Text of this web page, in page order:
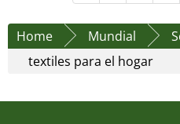
Home Mundial
textiles para el hogar